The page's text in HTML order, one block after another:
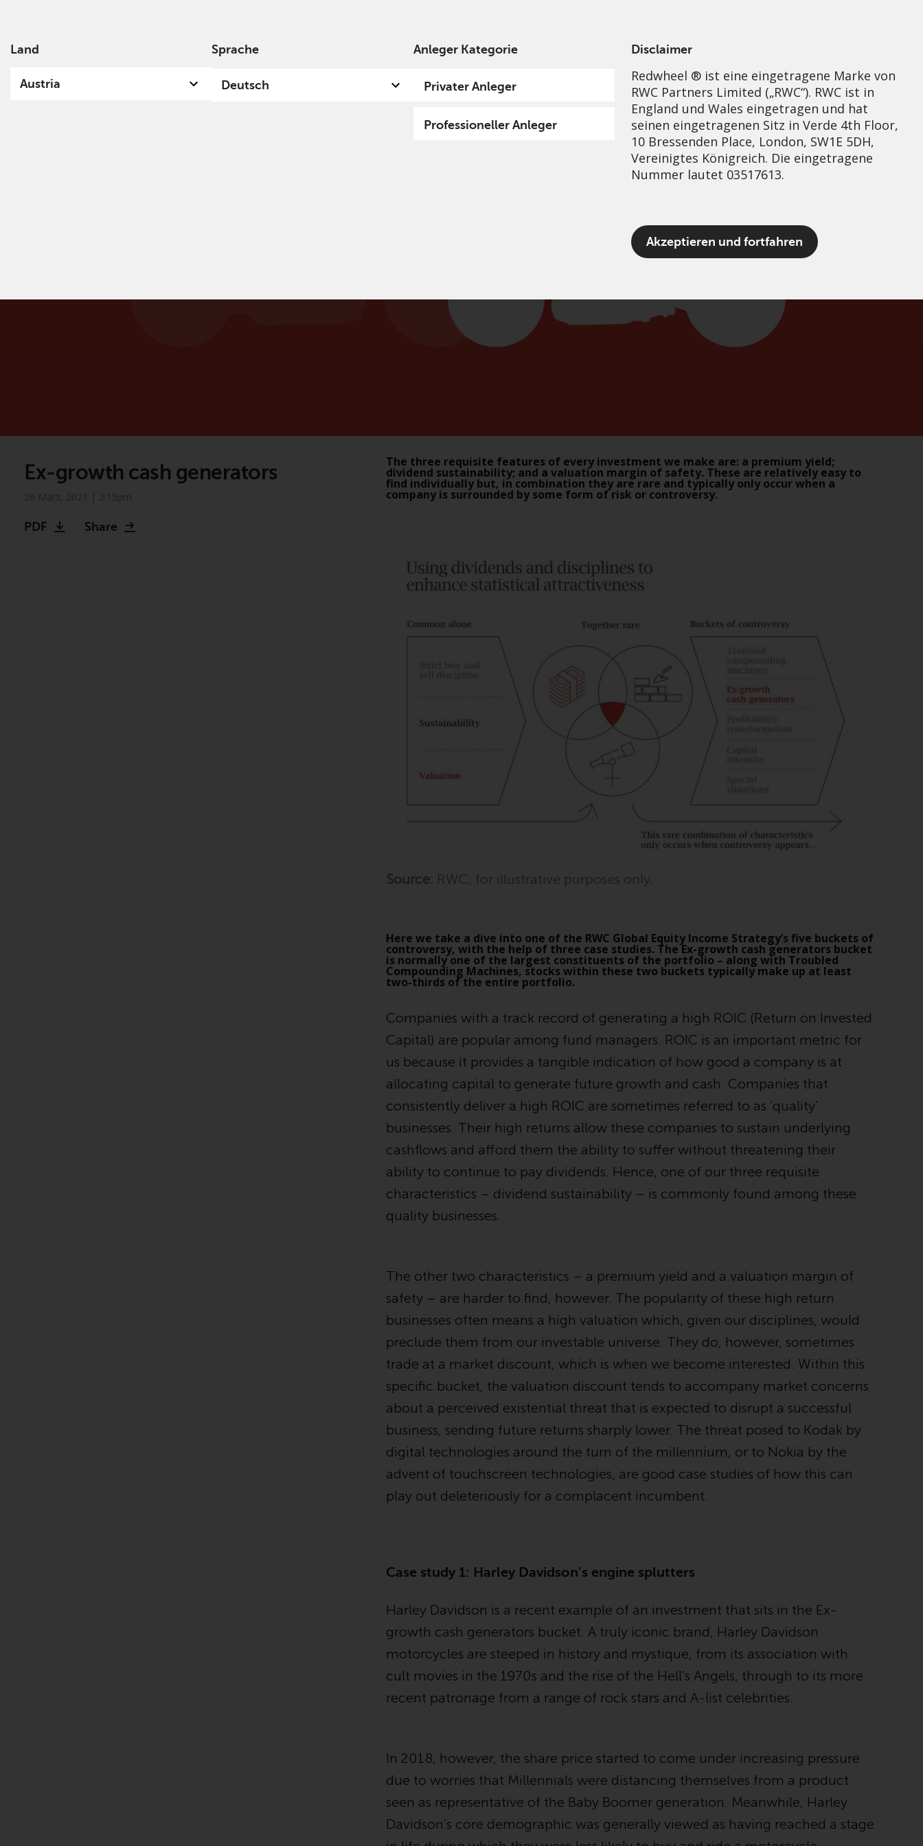
Land
Austria
Sprache
Deutsch
Anleger Kategorie
Privater Anleger
Professioneller Anleger
Disclaimer
Redwheel ® ist eine eingetragene Marke von
RWC Partners Limited („RWC“). RWC ist in
England und Wales eingetragen und hat
seinen eingetragenen Sitz in Verde 4th Floor,
10 Bressenden Place, London, SW1E 5DH,
Vereinigtes Königreich. Die eingetragene
Nummer lautet 03517613.
Der Begriff „Redwheel“ kann ein oder
mehrere Unternehmen der Marke Redwheel
britischen Financial Conduct Authority und,
im Fall von RWC Asset Management LLP, von
den US Securities and Exchange Commission
lizenzierte Fondsverwaltungsgesellschaft
lizenziert ist; Redwheel Australia Pty Ltd ist
ein australischer
Finanzdienstleistungslizenznehmer bei der
Australian Securities and Investment
wird.
Sie, dass Sie die folgenden
Geschäftsbedingungen, wie sie von RWC
Partners Limited („RWC“) herausgegeben
wurden, gelesen und anerkannt haben und
damit einverstanden sind. Diese Website
kann Werbung enthalten.
Zugang unterliegt lokalen Beschränkungen
Obwohl Sie ein Land ausgewählt haben,
richtet sich diese Website nicht an eine
bestimmte Gerichtsbarkeit und Sie betreten
eine globale Website. Auf dieser Website
unterliegen gesetzlichen und behördlichen
Auf dieser Website erwähnte Produkte oder
Dienstleistungen werden auf der Grundlage
bestimmter Registrierungen in relevanten
Gerichtsbarkeiten gemäß den Europäischen
Vorschriften und Verwaltungsvorschriften in
Bezug auf Organismen für gemeinsame
Anlagen in Wertpapieren (UCITS/OGAW)
(Richtlinie 2009/65/EG ) und die Richtlinie
über die Verwalter alternativer
Investmentfonds (Richtlinie 2011/61/EU)
sowie die entsprechenden Regelungen, die
diese Regelungen in britisches Recht
umgesetzt und dann beim Austritt des
Vereinigten Königreichs aus der
Europäischen Union ersetzt haben; es kann
jedoch zusätzliche Anforderungen oder
zu beachten. Auf dieser Website erwähnte
Produkte oder Dienstleistungen sind nur für
den Vertrieb in jenen Gerichtsbarkeiten
bestimmt, in denen und an diejenigen
Personen, denen das Anbieten solcher
Produkte und Dienstleistungen gestattet ist.
Informationen für Anleger in der Schweiz
Dies ist ein Werbedokument.
Die Informationen auf den folgenden Seiten
werden (die „von Redwheel verwalteten
Fonds, auf die auf dieser Website verwiesen
wird, wurden nicht von der Eidgenössischen
Finanzmarktaufsicht („FINMA“) zugelassen
und Anleger genießen daher nicht den vollen
Anlegerschutz nach dem Bundesgesetz über
die kollektiven Kapitalanlagen von 23. Juni
2006 («KAG») oder Aufsicht durch die FINMA.
Schweiz nur qualifizierten Anlegern im Sinne
von Artikel 10 Absatz 1 angeboten werden. 3
und Abs. 3ter KAG („Qualifizierte Anleger“).
Der Vertreter der von Redwheel verwalteten
Fonds in der Schweiz ist FIRST
Akzeptieren und fortfahren
Nachhaltigkeit Governance Kontakt
Ex-growth cash generators
PDF Share
The three requisite features of every investment we make are: a premium yield;
dividend sustainability; and a valuation margin of safety. These are relatively easy to
find individually but, in combination they are rare and typically only occur when a
company is surrounded by some form of risk or controversy.
Source: RWC, for illustrative purposes only.
Here we take a dive into one of the RWC Global Equity Income Strategy’s five buckets of
controversy, with the help of three case studies. The Ex-growth cash generators bucket
is normally one of the largest constituents of the portfolio – along with Troubled
Compounding Machines, stocks within these two buckets typically make up at least
two-thirds of the entire portfolio.
Companies with a track record of generating a high ROIC (Return on Invested
Capital) are popular among fund managers. ROIC is an important metric for
us because it provides a tangible indication of how good a company is at
allocating capital to generate future growth and cash. Companies that
consistently deliver a high ROIC are sometimes referred to as ‘quality’
businesses. Their high returns allow these companies to sustain underlying
cashflows and afford them the ability to suffer without threatening their
ability to continue to pay dividends. Hence, one of our three requisite
characteristics – dividend sustainability – is commonly found among these
quality businesses.
The other two characteristics – a premium yield and a valuation margin of
safety – are harder to find, however. The popularity of these high return
businesses often means a high valuation which, given our disciplines, would
preclude them from our investable universe. They do, however, sometimes
trade at a market discount, which is when we become interested. Within this
specific bucket, the valuation discount tends to accompany market concerns
about a perceived existential threat that is expected to disrupt a successful
business, sending future returns sharply lower. The threat posed to Kodak by
digital technologies around the turn of the millennium, or to Nokia by the
advent of touchscreen technologies, are good case studies of how this can
play out deleteriously for a complacent incumbent.
Case study 1: Harley Davidson’s engine splutters
Harley Davidson is a recent example of an investment that sits in the Ex-
growth cash generators bucket. A truly iconic brand, Harley Davidson
motorcycles are steeped in history and mystique, from its association with
cult movies in the 1970s and the rise of the Hell’s Angels, through to its more
recent patronage from a range of rock stars and A-list celebrities.
In 2018, however, the share price started to come under increasing pressure
due to worries that Millennials were distancing themselves from a product
seen as representative of the Baby Boomer generation. Meanwhile, Harley
Davidson’s core demographic was generally viewed as having reached a stage